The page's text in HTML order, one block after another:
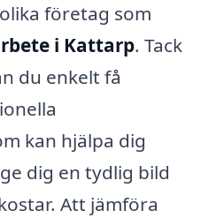
företag som
i Kattarp. Tack
du enkelt få
kan hjälpa dig
dig en tydlig bild
Att jämföra